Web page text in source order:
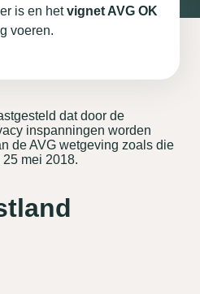
is en hetvignet AVG OK
voeren.
dat door de
inspanningen worden
de AVG wetgeving zoals die
mei 2018.